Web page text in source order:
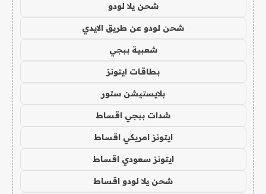
شحن يلا لودو
شحن لودو عن طريق الايدي
شعبية ببجي
بطاقات ايتونز
بلايستيشن ستور
شدات ببجي اقساط
ايتونز امريكي اقساط
ايتونز سعودي اقساط
شحن يلا لودو اقساط